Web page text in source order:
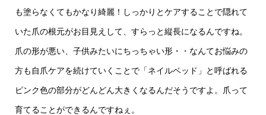
も塗らなくてもかなり綺麗！しっかりとケアすることで隠れて
いた爪の根元がお目見えして、すらっと縦長になるんですね。
爪の形が悪い、子供みたいにちっちゃい形・・なんてお悩みの
方も自爪ケアを続けていくことで「ネイルベッド」と呼ばれる
ピンク色の部分がどんどん大きくなるんだそうですよ。爪って
育てることができるんですねぇ。